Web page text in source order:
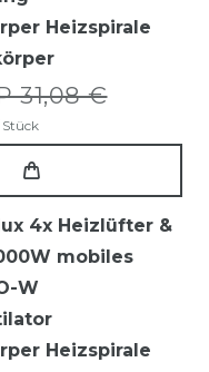
Heizspirale
31,08 €
Stück
4x Heizlüfter &
mobiles
W
Heizspirale